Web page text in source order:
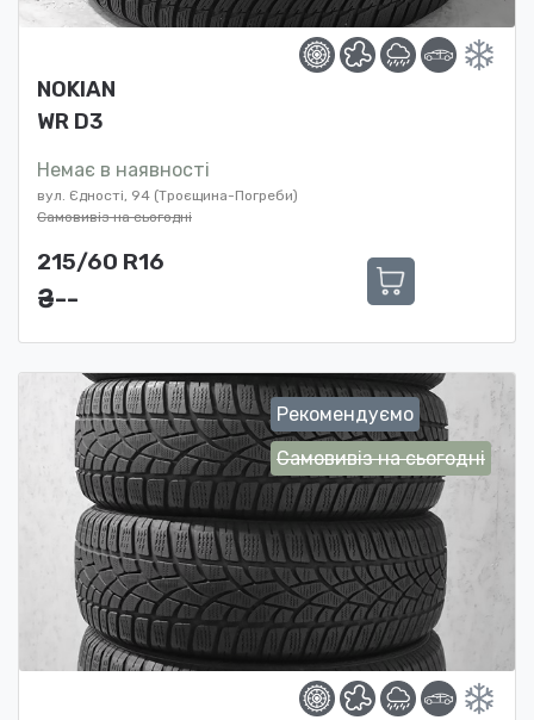
NOKIAN
WR D3
Немає в наявності
вул. Єдності, 94 (Троєщина-Погреби)
Самовивіз на сьогодні
215/60 R16
₴ ---
Рекомендуємо
Самовивіз на сьогодні